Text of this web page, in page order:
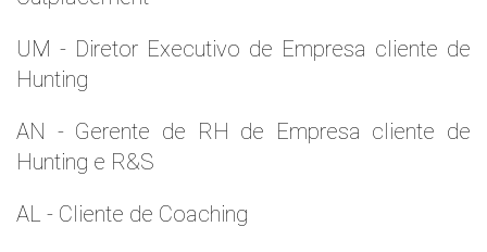
UM - Diretor Executivo de Empresa cliente de
Hunting
AN - Gerente de RH de Empresa cliente de
Hunting e R&S
AL - Cliente de Coaching